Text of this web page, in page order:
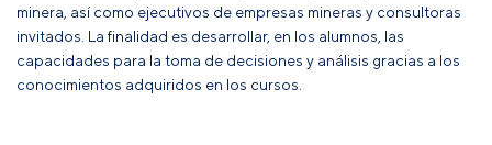
minera, así como ejecutivos de empresas mineras y consultoras
invitados. La finalidad es desarrollar, en los alumnos, las
capacidades para la toma de decisiones y análisis gracias a los
conocimientos adquiridos en los cursos.